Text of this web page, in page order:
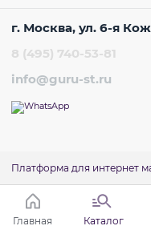
г. Москва, ул. 6-я
8 (495) 740-53-81
info@guru-st.ru
Платформа для интернет
Главная Каталог